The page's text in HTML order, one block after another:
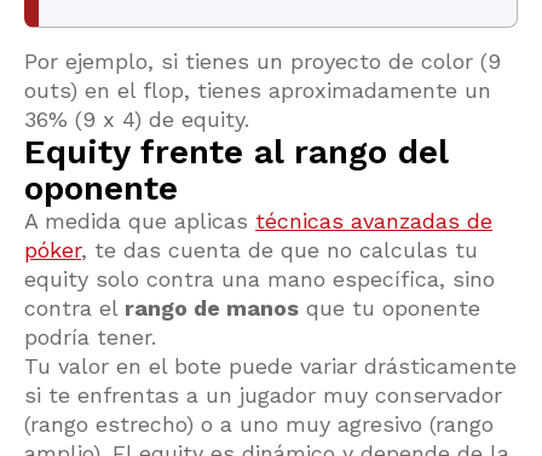
Por ejemplo, si tienes un proyecto de color (9
outs) en el flop, tienes aproximadamente un
36% (9 x 4) de equity.
Equity frente al rango del
oponente
A medida que aplicas técnicas avanzadas de
póker, te das cuenta de que no calculas tu
equity solo contra una mano específica, sino
contra el rango de manos que tu oponente
podría tener.
Tu valor en el bote puede variar drásticamente
si te enfrentas a un jugador muy conservador
(rango estrecho) o a uno muy agresivo (rango